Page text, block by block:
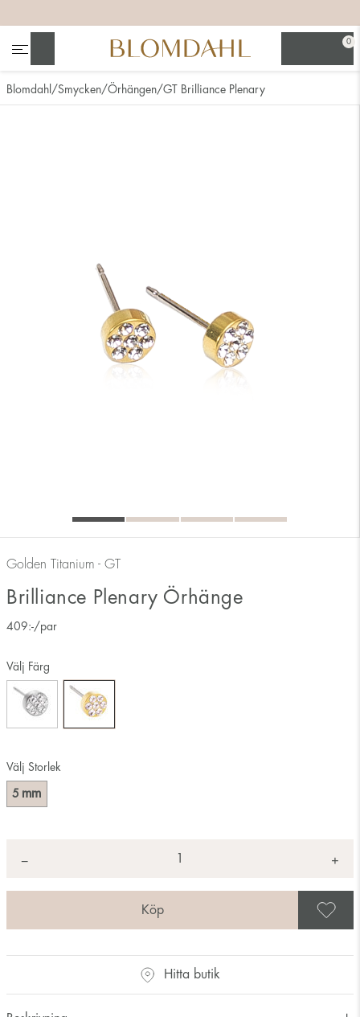
0
Blomdahl Smycken Örhängen GT Brilliance Plenary
Golden Titanium - GT
Brilliance Plenary Örhänge
409:-/par
Välj Storlek
5 mm
Välj Färg
− +
Hitta butik